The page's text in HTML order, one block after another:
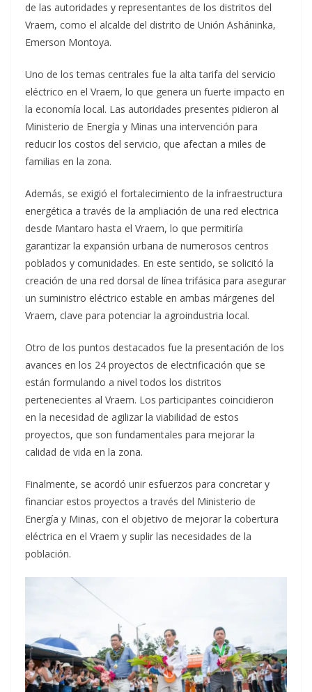
de las autoridades y representantes de los distritos del
Vraem, como el alcalde del distrito de Unión Asháninka,
Emerson Montoya.
Uno de los temas centrales fue la alta tarifa del servicio
eléctrico en el Vraem, lo que genera un fuerte impacto en
la economía local. Las autoridades presentes pidieron al
Ministerio de Energía y Minas una intervención para
reducir los costos del servicio, que afectan a miles de
familias en la zona.
Además, se exigió el fortalecimiento de la infraestructura
energética a través de la ampliación de una red electrica
desde Mantaro hasta el Vraem, lo que permitiría
garantizar la expansión urbana de numerosos centros
poblados y comunidades. En este sentido, se solicitó la
creación de una red dorsal de línea trifásica para asegurar
un suministro eléctrico estable en ambas márgenes del
Vraem, clave para potenciar la agroindustria local.
Otro de los puntos destacados fue la presentación de los
avances en los 24 proyectos de electrificación que se
están formulando a nivel todos los distritos
pertenecientes al Vraem. Los participantes coincidieron
en la necesidad de agilizar la viabilidad de estos
proyectos, que son fundamentales para mejorar la
calidad de vida en la zona.
Finalmente, se acordó unir esfuerzos para concretar y
financiar estos proyectos a través del Ministerio de
Energía y Minas, con el objetivo de mejorar la cobertura
eléctrica en el Vraem y suplir las necesidades de la
población.